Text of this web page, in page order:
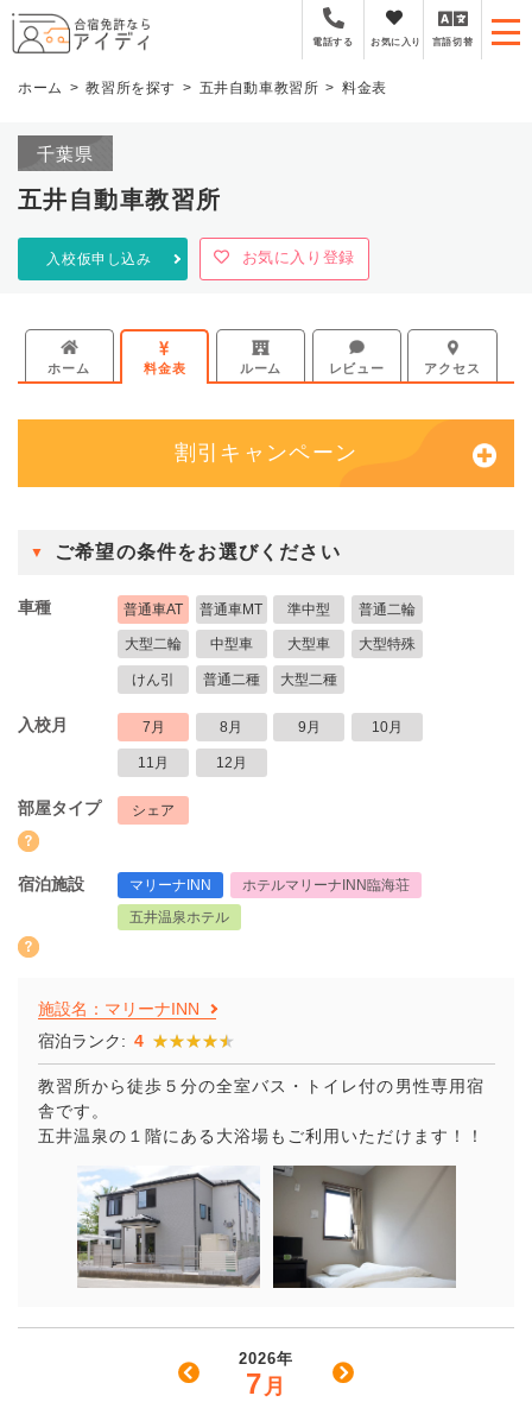
全国厳選の合宿免許プ
電話する お気に入り 言語切替
ホーム 教習所を探す 五井自動車教習所 料金表
千葉県
五井自動車教習所
入校仮申し込み お気に入り登録
ホーム 料金表 ルーム レビュー アクセス
割引キャンペーン
ご希望の条件をお選びください
車種 普通車AT 普通車MT 準中型 普通二輪
大型二輪 中型車 大型車 大型特殊
けん引 普通二種 大型二種
入校月 7月 8月 9月 10月
11月 12月
部屋タイプ シェア
宿泊施設 マリーナINN
ホテルマリーナINN臨海荘
五井温泉ホテル
施設名：マリーナINN
宿泊ランク: 4 ★★★★★
★★★★★
教習所から徒歩５分の全室バス・トイレ付の男性専用宿
舎です。
五井温泉の１階にある大浴場もご利用いただけます！！
2026年
7 月